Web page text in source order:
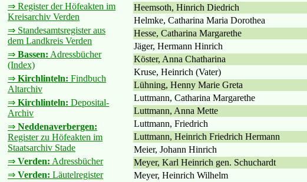
⇒ Register der Höfeakten im
Kreisarchiv Verden
⇒ Standesamtsregister aus
dem Landkreis Verden
⇒ Bassen: Adressbücher
(Index)
⇒ Kirchlinteln: Findbuch
Altarchiv
⇒ Kirchlinteln: Deposital-
Archiv
⇒ Neddenaverbergen:
Register zu Höfeakten im
Staatsarchiv Stade
⇒ Verden: Adressbücher
⇒ Verden: Läutelregister
Heemsoth, Hinrich Diedrich
Helmke, Catharina Maria Dorothea
Hesse, Catharina Margarethe
Jäger, Hermann Hinrich
Köster, Anna Chatharina
Kruse, Heinrich (Vater)
Lühning, Henny Marie Greta
Luttmann, Catharina Margarethe
Luttmann, Anna Mette
Luttmann, Friedrich
Luttmann, Heinrich Friedrich Hermann
Meier, Johann Hinrich
Meyer, Karl Heinrich gen. Schuchardt
Meyer, Heinrich Wilhelm